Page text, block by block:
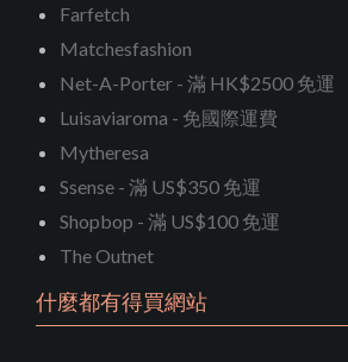
Farfetch
Matchesfashion
Net-A-Porter - 滿 HK$2500 免運
Luisaviaroma - 免國際運費
Mytheresa
Ssense - 滿 US$350 免運
Shopbop - 滿 US$100 免運
The Outnet
什麼都有得買網站